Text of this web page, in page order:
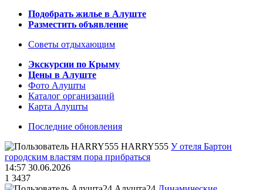
Подобрать жилье в Алуште
Разместить объявление
Советы отдыхающим
Экскурсии по Крыму
Цены в Алуште
Фото Алушты
Каталог организаций
Карта Алушты
Последние обновления
HARRY555 У отеля Бартон
городским властям пора прибраться
14:57 30.06.2026
1 3437